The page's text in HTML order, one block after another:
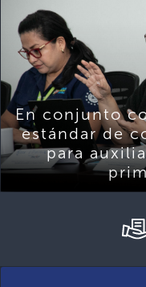
En conjunto
estándar de
para